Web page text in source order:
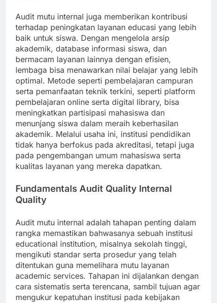
Audit mutu internal juga memberikan kontribusi
terhadap peningkatan layanan educasi yang lebih
baik untuk siswa. Dengan mengelola arsip
akademik, database informasi siswa, dan
bermacam layanan lainnya dengan efisien,
lembaga bisa menawarkan nilai belajar yang lebih
optimal. Metode seperti pembelajaran campuran
serta pemanfaatan teknik terkini, seperti platform
pembelajaran online serta digital library, bisa
meningkatkan partisipasi mahasiswa dan
menunjang siswa dalam meraih keberhasilan
akademik. Melalui usaha ini, institusi pendidikan
tidak hanya berfokus pada akreditasi, tetapi juga
pada pengembangan umum mahasiswa serta
kualitas layanan yang mereka dapatkan.
Fundamentals Audit Quality Internal
Quality
Audit mutu internal adalah tahapan penting dalam
rangka memastikan bahwasanya sebuah institusi
educational institution, misalnya sekolah tinggi,
mengikuti standar serta prosedur yang telah
ditentukan guna memelihara mutu layanan
academic services. Tahapan ini dijalankan dengan
cara sistematis serta terencana, sambil tujuan agar
mengukur kepatuhan institusi pada kebijakan